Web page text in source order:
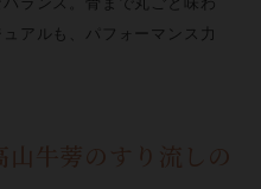
アルも、パフォーマンス力
山牛蒡のすり流しの